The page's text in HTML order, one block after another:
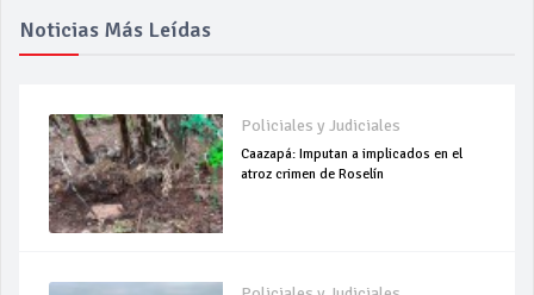
Noticias Más Leídas
Policiales y Judiciales
Caazapá: Imputan a implicados en el
atroz crimen de Roselín